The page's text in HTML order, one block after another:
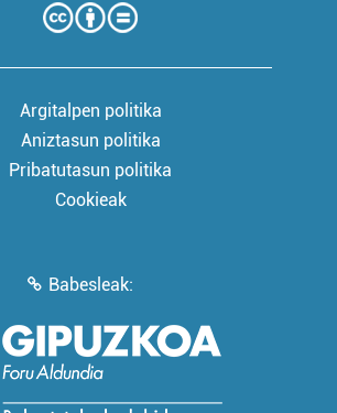
Argitalpen politika
Aniztasun politika
Pribatutasun politika
Cookieak
Babesleak: